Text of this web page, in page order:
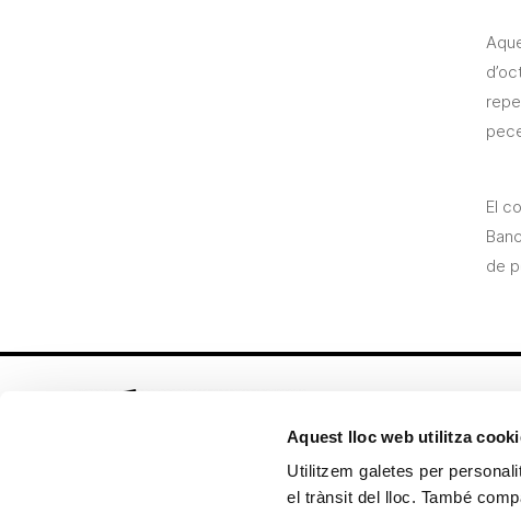
Aquest lloc web utilitza
Utilitzem galetes per
el trànsit del lloc. També
El
de